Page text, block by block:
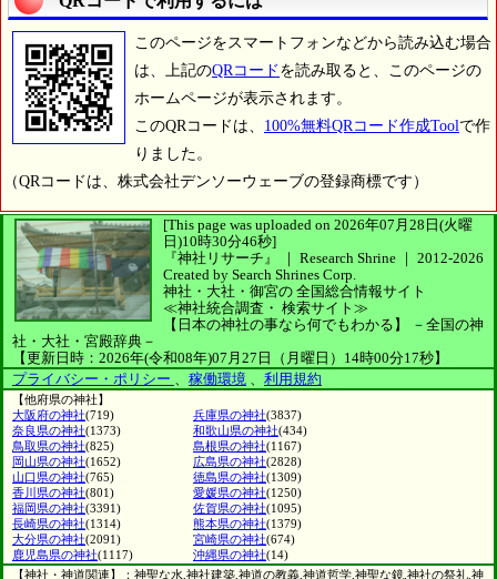
このページをスマートフォンなどから読み込む場合
は、上記のQRコード を読み取ると、このページの
ホームページが表示されます。
このQRコードは、 100%無料QRコード作成Toolで作
りました。
（QRコードは、株式会社デンソーウェーブの登録商標です）
[This page was uploaded on 2026年07月28日(火曜
日)10時30分46秒]
『神社リサーチ』 ｜ Research Shrine ｜ 2012-2026
Created by Search Shrines Corp.
神社・大社・御宮の 全国総合情報サイト
≪神社統合調査・ 検索サイト≫
【日本の神社の事なら何でもわかる】
－全国の神
社・大社・宮殿辞典－
【更新日時：2026年(令和08年)07月27日（月曜日）14時00分17秒】
プライバシー・ポリシー 、 稼働環境 、 利用規約
【他府県の神社】
大阪府の神社(719) 兵庫県の神社(3837)
奈良県の神社(1373) 和歌山県の神社(434)
鳥取県の神社(825) 島根県の神社(1167)
岡山県の神社(1652) 広島県の神社(2828)
山口県の神社(765) 徳島県の神社(1309)
香川県の神社(801) 愛媛県の神社(1250)
福岡県の神社(3391) 佐賀県の神社(1095)
長崎県の神社(1314) 熊本県の神社(1379)
大分県の神社(2091) 宮崎県の神社(674)
鹿児島県の神社(1117) 沖縄県の神社(14)
【神社・神道関連】：神聖な水,神社建築,神道の教義,神道哲学,神聖な鏡,神社の祭礼,神